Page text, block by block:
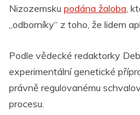
b
o
k
A
p
n
g
n
Nizozemsku podána žaloba,
„odborníky“ z toho, že lidem
Podle vědecké redaktorky
experimentální genetické
právně regulovanému
procesu.